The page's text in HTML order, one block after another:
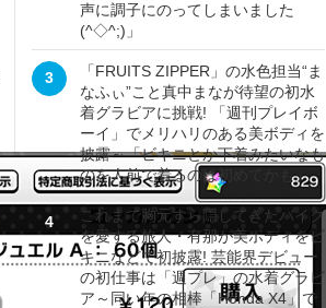
声に調子にのってしまいました
(^◇^;)」
3
「FRUITS ZIPPER」の水色担当“ま
なふぃ”こと真中まなが待望の初水
着グラビアに挑戦! 「週刊プレイボ
ーイ」でメリハリのある美ボディを
披露～「ビキニとか下着みたいなも
のを人前で着るのは初めてかも」
4
これまで胸元すら隠してきたバイク
を愛する旅人・有那が美ボディをビ
キニなどで初披露! 芸能界デビュー
の初仕事は「週プレ」の水着グラビ
ア～同い年の相棒「Honda X4」で